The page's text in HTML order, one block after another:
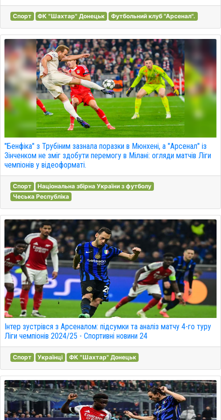
Спорт ФК "Шахтар" Донецьк Футбольний клуб "Арсенал".
"Бенфіка" з Трубіним зазнала поразки в Мюнхені, а "Арсенал" із
Зінченком не зміг здобути перемогу в Мілані: огляди матчів Ліги
чемпіонів у відеоформаті.
Спорт
Національна збірна України з футболу
Чеська Республіка
Інтер зустрівся з Арсеналом: підсумки та аналіз матчу 4-го туру
Ліги чемпіонів 2024/25 - Спортивні новини 24
Спорт Українці ФК "Шахтар" Донецьк